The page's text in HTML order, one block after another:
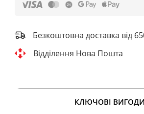
Безкоштовна доставка від
Відділення Нова Пошта
КЛЮЧОВІ ВИГОДИ